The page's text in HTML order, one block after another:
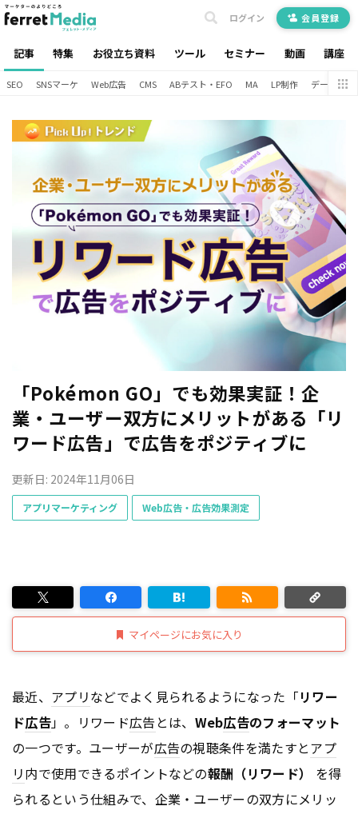
記事 特集 お役立ち資料 ツール セミナー 動画 講座
ログイン 会員登録
SEO SNSマーケ Web広告 CMS ABテスト・EFO MA LP制作 データ分析
「Pokémon GO」でも効果実証！企
業・ユーザー双方にメリットがある「リ
ワード広告」で広告をポジティブに
更新日: 2024年11月06日
アプリマーケティング Web広告・広告効果測定
マイページにお気に入り
最近、 アプリなどでよく見られるようになった「リワー
ド広告」。リワード広告 とは、 Web広告のフォーマット
の一つです。ユーザーが広告の視聴条件を満たすとアプ
リ内で使用できるポイントなどの報酬（リワード）
を得
られるという仕組みで、企業・ユーザーの双方にメリッ